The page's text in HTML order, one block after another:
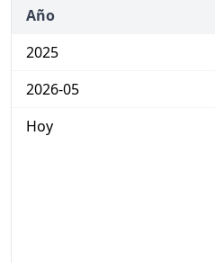
Año
2025
2026-05
Hoy